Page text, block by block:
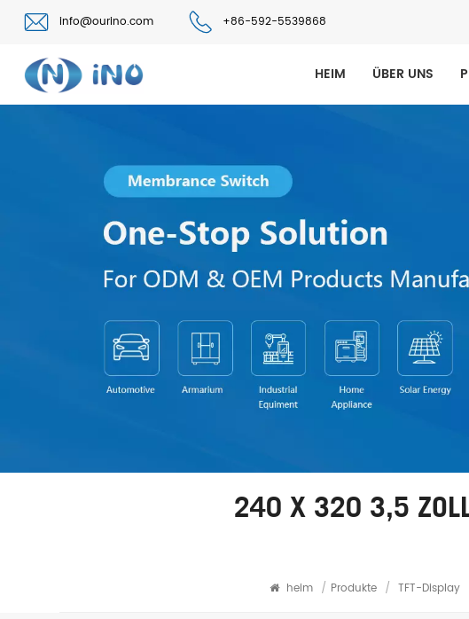
info@ourino.com +86-592-5539868
HEIM ÜBER UNS
240 X 320 3,5 ZOLL
heim / Produkte / TFT-Display